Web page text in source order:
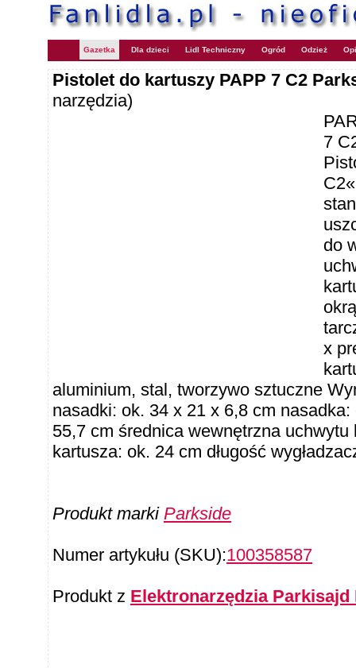
Gazetka Dla dzieci Lidl Techniczny Ogród Odzież
Pistolet do kartuszy PAPP 7 C2
narzędzia)
7
do
x
aluminium, stal, tworzywo sztuczne
nasadki: ok. 34 x 21 x 6,8 cm nasadka:
55,7 cm średnica wewnętrzna
kartusza: ok. 24 cm długość
Produkt marki Parkside
Numer artykułu (SKU):100358587
Produkt z Elektronarzędzia Parkisajd